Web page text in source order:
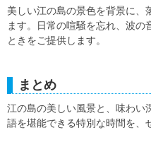
美しい江の島の景色を背景に、
ます。日常の喧騒を忘れ、波の
ときをご提供します。
まとめ
江の島の美しい風景と、味わい
語を堪能できる特別な時間を、